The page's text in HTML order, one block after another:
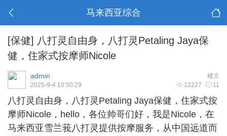
马来西亚综合
[保健] 八打灵自由身，八打灵Petaling Jaya保
健，住家式按摩师Nicole
楼主
admin
12227 11
2025-9-4 10:50:29
八打灵自由身 ，八打灵Petaling Jaya保健，住家式按
摩师Nicole，hello，各位帅哥们好，我是Nicole，在
马来西亚雪兰莪八打灵提供按摩服务，从中国远道而